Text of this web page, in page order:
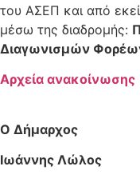
του ΑΣΕΠ και από
μέσω της διαδρομής:
Διαγωνισμών
Αρχεία ανακοίνωσης
Ο Δήμαρχος